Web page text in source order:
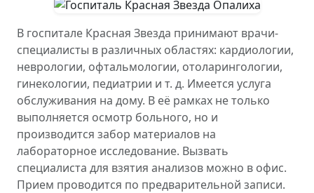
В госпитале Красная Звезда принимают врачи-
специалисты в различных областях: кардиологии,
неврологии, офтальмологии, отоларингологии,
гинекологии, педиатрии и т. д. Имеется услуга
обслуживания на дому. В её рамках не только
выполняется осмотр больного, но и
производится забор материалов на
лабораторное исследование. Вызвать
специалиста для взятия анализов можно в офис.
Прием проводится по предварительной записи.